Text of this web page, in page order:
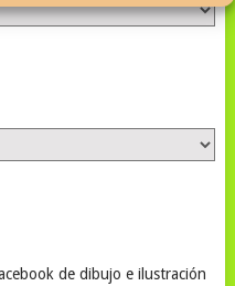
de dibujo e ilustración